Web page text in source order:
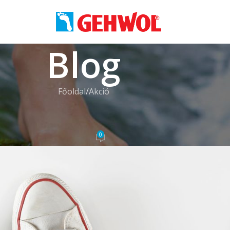
Blog
Főoldal Akció
ápolás Gehwol
Krisztina 0